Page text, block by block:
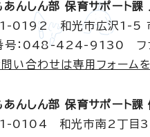
あんしん部 保育サポート課
0192 和光市広沢1-5
号：048-424-9130 フ
い合わせは専用フォーム
あんしん部 保育サポート課
0104 和光市南2丁目